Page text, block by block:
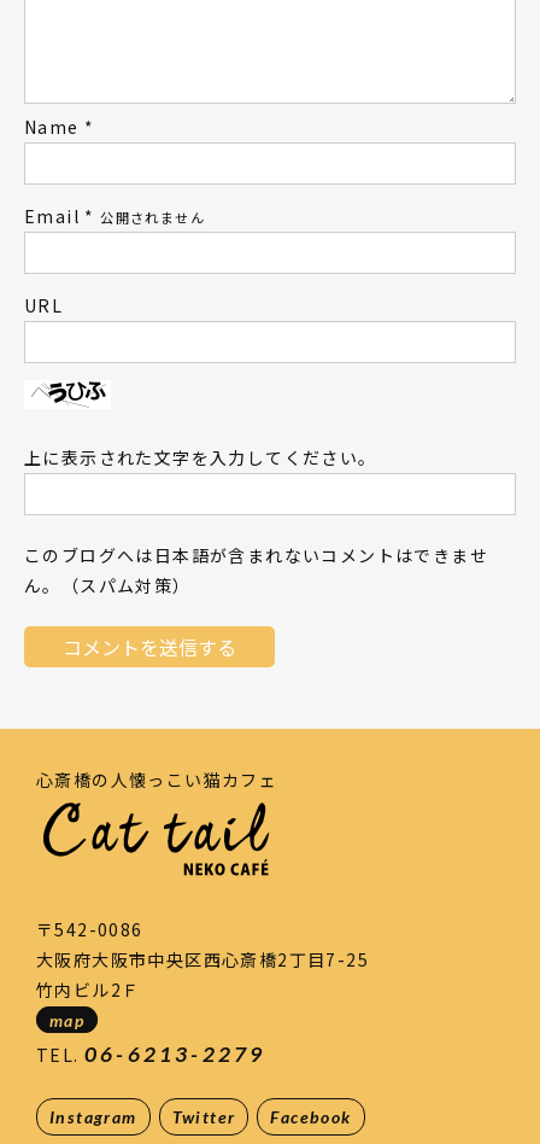
Name *
Email * 公開されません
URL
上に表示された文字を入力してください。
このブログへは日本語が含まれないコメントはできませ
ん。（スパム対策）
心斎橋の人懐っこい猫カフェ
〒542-0086
大阪府大阪市中央区西心斎橋2丁目7-25
竹内ビル2Ｆ
map
TEL. 06-6213-2279
Instagram Twitter Facebook